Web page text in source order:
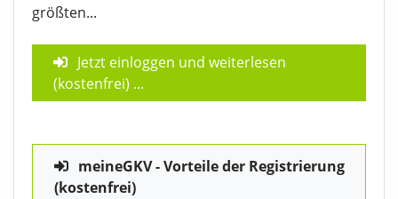
größten...
Jetzt einloggen und weiterlesen
(kostenfrei) ...
meineGKV - Vorteile der Registrierung
(kostenfrei)